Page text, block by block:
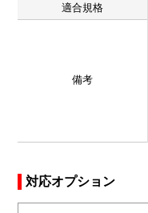
適合規格
備考
対応オプション